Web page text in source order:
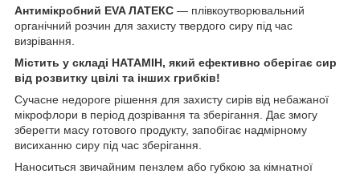
Антимікробний EVA ЛАТЕКС — плівкоутворювальний
органічний розчин для захисту твердого сиру під час
визрівання.
Містить у складі НАТАМІН, який ефективно оберігає сир
від розвитку цвілі та інших грибків!
Сучасне недороге рішення для захисту сирів від небажаної
мікрофлори в період дозрівання та зберігання. Дає змогу
зберегти масу готового продукту, запобігає надмірному
висиханню сиру під час зберігання.
Наноситься звичайним пензлем або губкою за кімнатної